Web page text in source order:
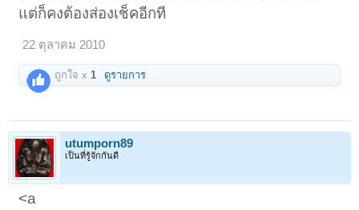
แต่ก็คงต้องส่องเช็คอีกที
22 ตุลาคม 2010
ถูกใจ x 1 ดูรายการ
utumporn89
เป็นที่รู้จักกันดี
<a